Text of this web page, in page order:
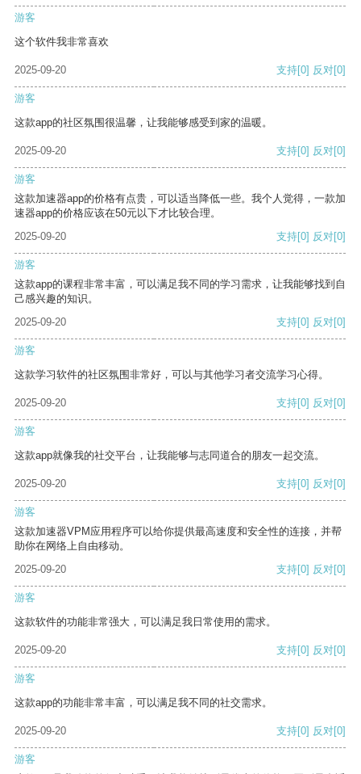
游客
这个软件我非常喜欢
2025-09-20 支持[0] 反对[0]
游客
这款app的社区氛围很温馨，让我能够感受到家的温暖。
2025-09-20 支持[0] 反对[0]
游客
这款加速器app的价格有点贵，可以适当降低一些。我个人觉得，一款加
速器app的价格应该在50元以下才比较合理。
2025-09-20
支持[0] 反对[0]
游客
这款app的课程非常丰富，可以满足我不同的学习需求，让我能够找到自
己感兴趣的知识。
2025-09-20
支持[0] 反对[0]
游客
这款学习软件的社区氛围非常好，可以与其他学习者交流学习心得。
2025-09-20 支持[0] 反对[0]
游客
这款app就像我的社交平台，让我能够与志同道合的朋友一起交流。
2025-09-20 支持[0] 反对[0]
游客
这款加速器VPM应用程序可以给你提供最高速度和安全性的连接，并帮
助你在网络上自由移动。
2025-09-20
支持[0] 反对[0]
游客
这款软件的功能非常强大，可以满足我日常使用的需求。
2025-09-20 支持[0] 反对[0]
游客
这款app的功能非常丰富，可以满足我不同的社交需求。
2025-09-20 支持[0] 反对[0]
游客